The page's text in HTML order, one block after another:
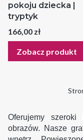
pokoju dziecka |
tryptyk
Cena
166,00 zł
Zobacz produkt
Oferujemy
obrazów. Nasze